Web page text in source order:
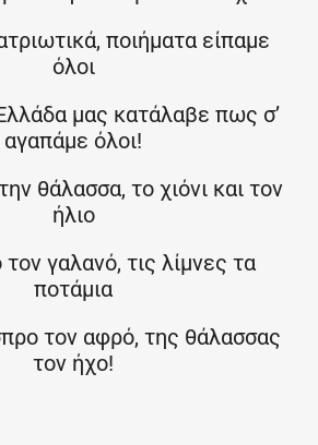
ποιήματα είπαμε
όλοι
μας κατάλαβε πως σ’
αγαπάμε όλοι!
θάλασσα, το χιόνι και τον
ήλιο
γαλανό, τις λίμνες τα
ποτάμια
τον αφρό, της θάλασσας
τον ήχο!